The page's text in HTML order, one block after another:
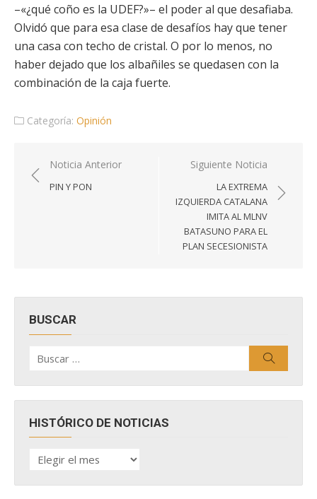
–«¿qué coño es la UDEF?»– el poder al que desafiaba.
Olvidó que para esa clase de desafíos hay que tener
una casa con techo de cristal. O por lo menos, no
haber dejado que los albañiles se quedasen con la
combinación de la caja fuerte.
Categoría: Opinión
Navegación
de
Noticia Anterior
PIN Y PON
Siguiente Noticia
LA EXTREMA
IZQUIERDA CATALANA
IMITA AL MLNV
BATASUNO PARA EL
PLAN SECESIONISTA
BUSCAR
por:
HISTÓRICO DE NOTICIAS
HISTÓRICO
DE